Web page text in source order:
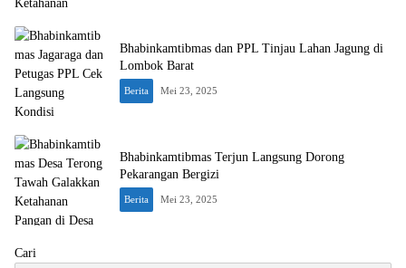
Bhabinkamtibmas dan PPL Tinjau Lahan Jagung di
Lombok Barat
Berita Mei 23, 2025
Bhabinkamtibmas Terjun Langsung Dorong
Pekarangan Bergizi
Berita Mei 23, 2025
Cari